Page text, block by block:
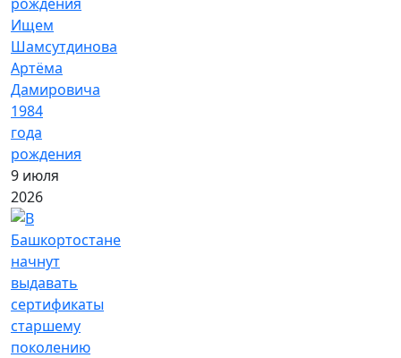
Ищем
Шамсутдинова
Артёма
Дамировича
1984
года
рождения
9 июля
2026